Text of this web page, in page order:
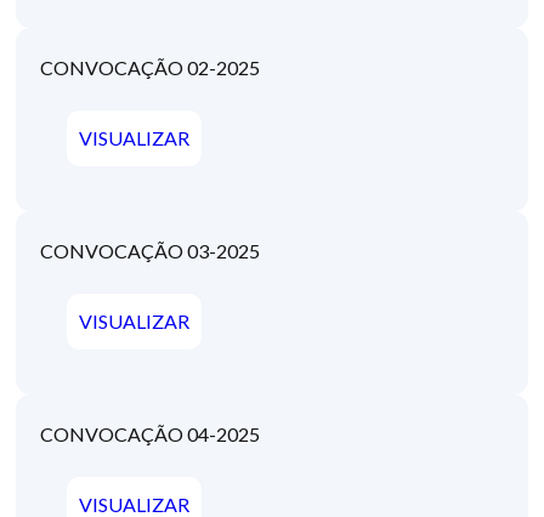
CONVOCAÇÃO 02-2025
VISUALIZAR
CONVOCAÇÃO 03-2025
VISUALIZAR
CONVOCAÇÃO 04-2025
VISUALIZAR